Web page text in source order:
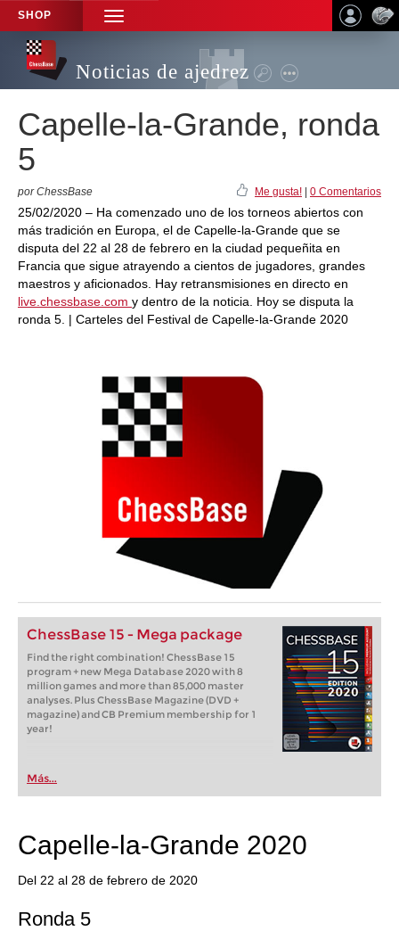
SHOP
TOGGLE
NAVIGATION
Noticias de ajedrez
Capelle-la-Grande, ronda
5
por ChessBase Me gusta! 0 Comentarios
25/02/2020 – Ha comenzado uno de los torneos abiertos con
más tradición en Europa, el de Capelle-la-Grande que se
disputa del 22 al 28 de febrero en la ciudad pequeñita en
Francia que sigue atrayendo a cientos de jugadores, grandes
maestros y aficionados. Hay retransmisiones en directo en
live.chessbase.com y dentro de la noticia. Hoy se disputa la
ronda 5. | Carteles del Festival de Capelle-la-Grande 2020
ChessBase 15 - Mega package
Find the right combination! ChessBase 15
program + new Mega Database 2020 with 8
million games and more than 85,000 master
analyses. Plus ChessBase Magazine (DVD +
magazine) and CB Premium membership for 1
year!
Más...
Capelle-la-Grande 2020
Del 22 al 28 de febrero de 2020
Ronda 5